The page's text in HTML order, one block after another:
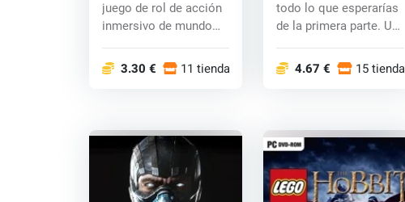
juego de rol de acción
inmersivo de mundo
3.30 € 11 tiendas
todo lo que esperarías
de la primera parte. Un
4.67 € 15 tiendas